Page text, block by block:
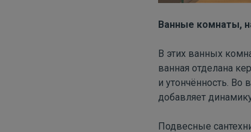
Ванные комнаты,
В этих ванных
ванная отделана
и утончённость.
добавляет
Подвесные